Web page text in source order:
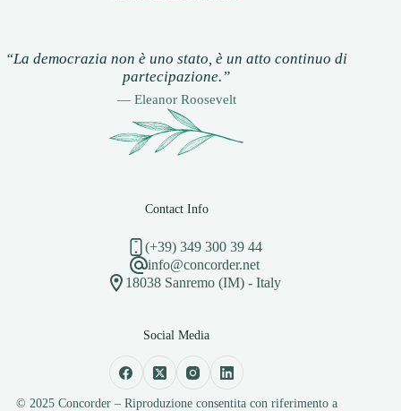
“La democrazia non è uno stato, è un atto continuo di
partecipazione.”
— Eleanor Roosevelt
Contact Info
(+39) 349 300 39 44
info@concorder.net
18038 Sanremo (IM) - Italy
Social Media
© 2025 Concorder – Riproduzione consentita con riferimento a